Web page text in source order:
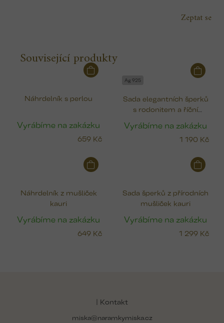
Zeptat se
Související produkty
Náhrdelník s perlou
Vyrábíme na zakázku
659 Kč
Ag 925
Sada elegantních šperků
s rodonitem a říční
náramek)
Vyrábíme na zakázku
1 190 Kč
Náhrdelník z mušliček
kauri
Vyrábíme na zakázku
649 Kč
Sada šperků z přírodních
mušliček kauri
Vyrábíme na zakázku
1 299 Kč
| Kontakt
miska@naramkymiska.cz